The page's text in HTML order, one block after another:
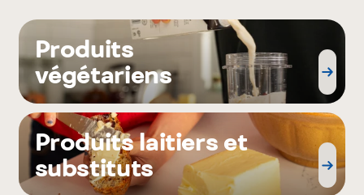
Produits
végétariens
Produits laitiers et
substituts